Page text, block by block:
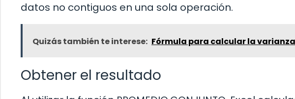
datos no contiguos en una sola operación.
Quizás también te interese: Fórmula para calcular la varianza
Obtener el resultado